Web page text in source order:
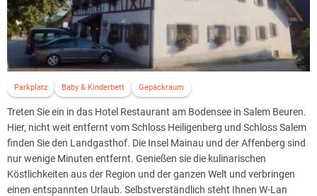
Parkplatz Baby & Kinderbett Gepäckraum
Treten Sie ein in das Hotel Restaurant am Bodensee in Salem Beuren.
Hier, nicht weit entfernt vom Schloss Heiligenberg und Schloss Salem
finden Sie den Landgasthof. Die Insel Mainau und der Affenberg sind
nur wenige Minuten entfernt. Genießen sie die kulinarischen
Köstlichkeiten aus der Region und der ganzen Welt und verbringen
einen entspannten Urlaub. Selbstverständlich steht Ihnen W-Lan